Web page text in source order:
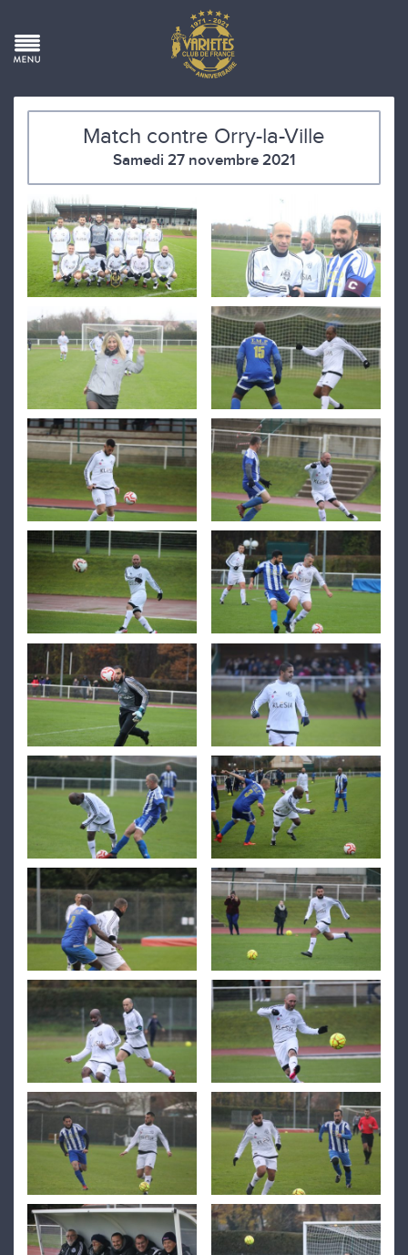
Match contre Orry-la-Ville
Samedi 27 novembre 2021